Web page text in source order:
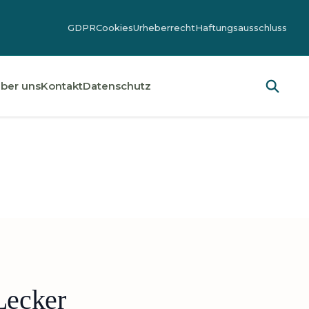
GDPRCookiesUrheberrechtHaftungsausschluss
unsKontaktDatenschutz